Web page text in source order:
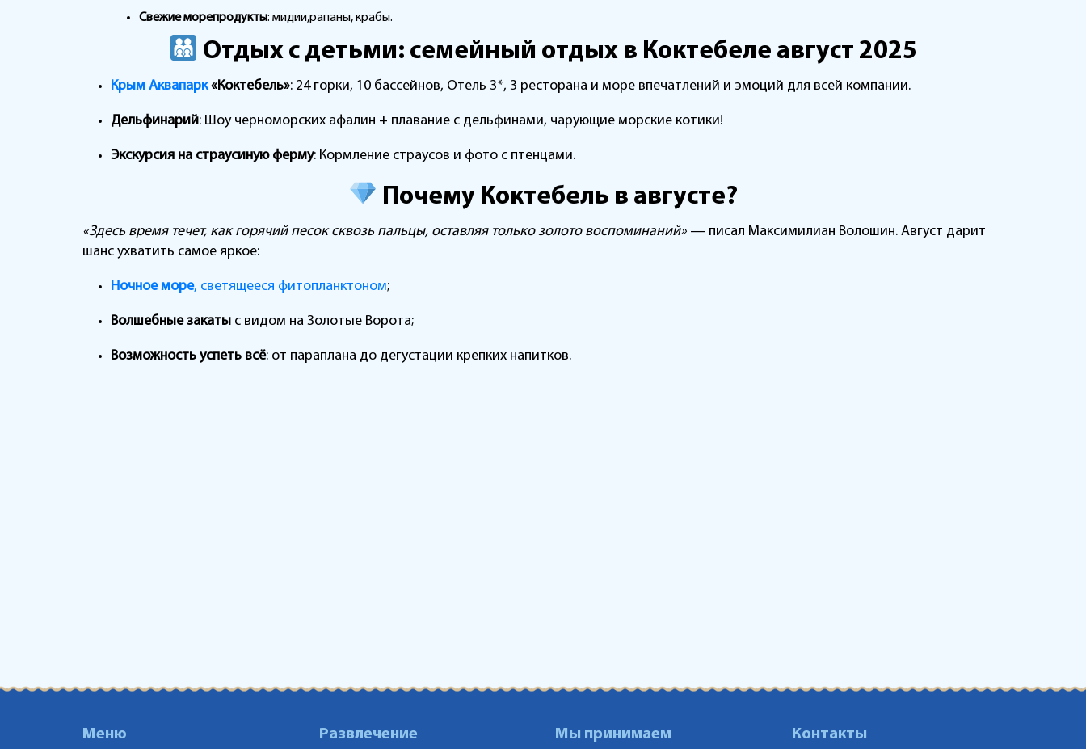
Свежие морепродукты: мидии,рапаны, крабы.
Отдых с детьми: семейный отдых в Коктебеле август 2025
Крым Аквапарк«Коктебель»: 24 горки, 10 бассейнов, Отель 3*, 3 ресторана и море впечатлений и эмоций для всей компании.
Дельфинарий: Шоу черноморских афалин + плавание с дельфинами, чарующие морские котики!
Экскурсия на страусиную ферму: Кормление страусов и фото с птенцами.
Почему Коктебель в августе?
«Здесь время течет, как горячий песок сквозь пальцы, оставляя только золото воспоминаний» — писал Максимилиан Волошин. Август дарит
шанс ухватить самое яркое:
Ночное море, светящееся фитопланктоном;
Волшебные закаты с видом на Золотые Ворота;
Возможность успеть всё: от параплана до дегустации крепких напитков.
Меню Развлечение Мы принимаем Контакты